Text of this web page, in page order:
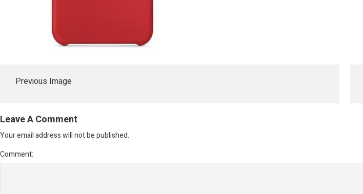
Previous Image
Leave A Comment
Your email address will not be published.
Comment: